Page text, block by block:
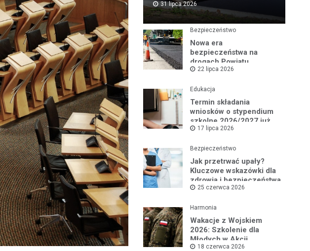
31 lipca 2026
Bezpieczeństwo
Nowa era
bezpieczeństwa na
drogach Powiatu
Mikołowskiego:
Rybnickiej rusza!
22 lipca 2026
Edukacja
Termin składania
wniosków o stypendium
szkolne 2026/2027 już
blisko!
17 lipca 2026
Bezpieczeństwo
Jak przetrwać upały?
Kluczowe wskazówki dla
zdrowia i bezpieczeństwa
25 czerwca 2026
Harmonia
Wakacje z Wojskiem
2026: Szkolenie dla
Młodych w Akcji
18 czerwca 2026